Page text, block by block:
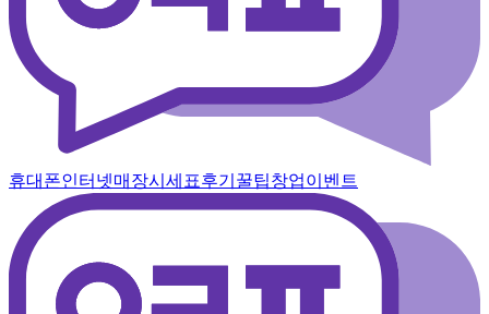
휴대폰인터넷매장시세표후기 꿀팁창업이벤트